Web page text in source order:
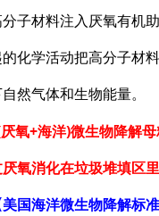
子材料注入厌氧有机
化学活动把高分子材
然气体和生物能量。
氧+海洋)微生物降解
氧消化在垃圾堆填区
国海洋微生物降解标准